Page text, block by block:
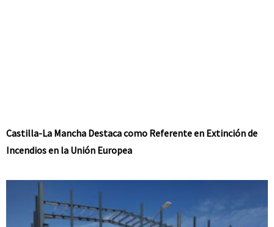
Castilla-La Mancha Destaca como Referente en Extinción de
Incendios en la Unión Europea